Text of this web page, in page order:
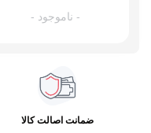
- ناموجود -
ضمانت اصالت کالا